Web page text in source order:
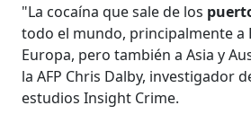
"La cocaína que sale de los
todo el mundo, principalmente a
Europa, pero también a Asia y
la AFP Chris Dalby, investigador
estudios Insight Crime.